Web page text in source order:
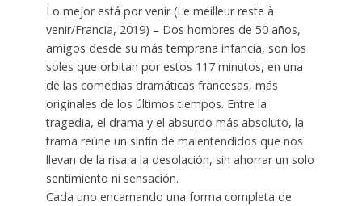
Lo mejor está por venir (Le meilleur reste à
venir/Francia, 2019) – Dos hombres de 50 años,
amigos desde su más temprana infancia, son los
soles que orbitan por estos 117 minutos, en una
de las comedias dramáticas francesas, más
originales de los últimos tiempos. Entre la
tragedia, el drama y el absurdo más absoluto, la
trama reúne un sinfín de malentendidos que nos
llevan de la risa a la desolación, sin ahorrar un solo
sentimiento ni sensación.
Cada uno encarnando una forma completa de